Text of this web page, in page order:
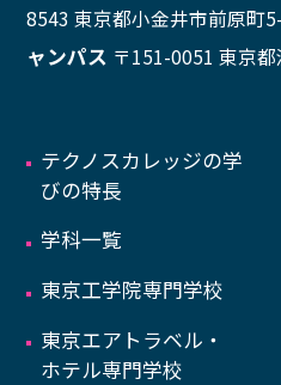
8543 東京都小金井市前原町
ャンパス 〒151-0051 東京
テクノスカレッジの学
びの特長
学科一覧
東京工学院専門学校
東京エアトラベル・
ホテル専門学校